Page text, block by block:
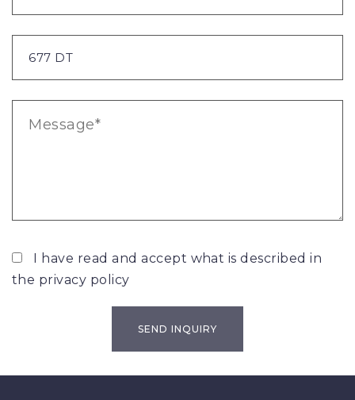
I have read and accept what is described in
the privacy policy